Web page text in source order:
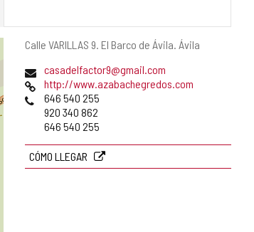
Dirección
Calle VARILLAS 9. El Barco de Ávila. Ávila
Dirección
de
correo
electrónico
casadelfactor9@gmail.com
Página
Web
http://www.azabachegredos.com
Teléfonos
646 540 255
920 340 862
646 540 255
CÓMO LLEGAR